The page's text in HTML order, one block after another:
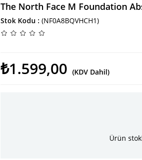
The North Face M Foundation
Stok Kodu (NF0A8BQVHCH1)
₺1.599,00 (KDV Dahil)
Ürün